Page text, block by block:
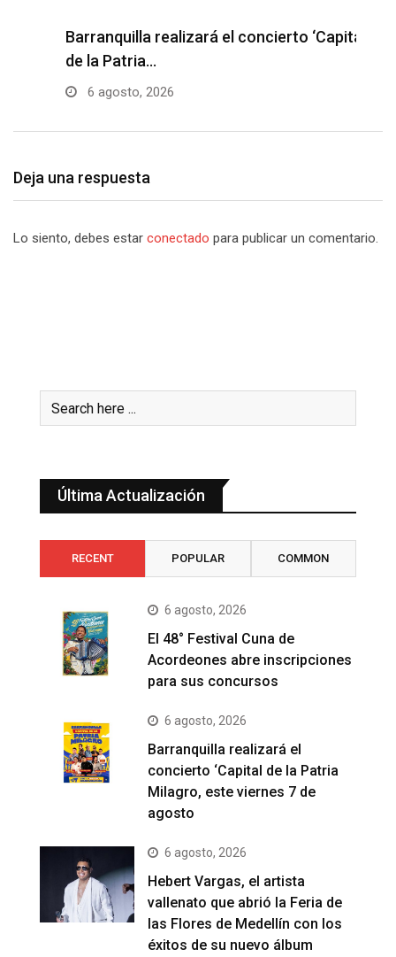
Barranquilla realizará el concierto ‘Capital
de la Patria…
6 agosto, 2026
Deja una respuesta
Lo siento, debes estar conectado para publicar un comentario.
Última Actualización
RECENT POPULAR COMMON
6 agosto, 2026
El 48° Festival Cuna de
Acordeones abre inscripciones
para sus concursos
6 agosto, 2026
Barranquilla realizará el
concierto ‘Capital de la Patria
Milagro, este viernes 7 de
agosto
6 agosto, 2026
Hebert Vargas, el artista
vallenato que abrió la Feria de
las Flores de Medellín con los
éxitos de su nuevo álbum